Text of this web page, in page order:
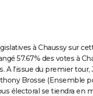
à Chaussy sur
57.67% des votes à
A l'issue du premier tour,
Brosse (Ensemble
électoral se tiendra en